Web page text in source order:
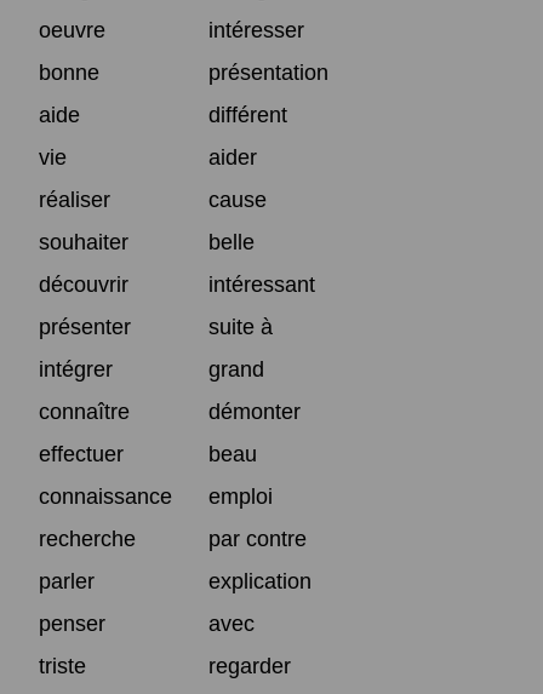
oeuvre
intéresser
bonne
présentation
aide
différent
vie
aider
réaliser
cause
souhaiter
belle
découvrir
intéressant
présenter
suite à
intégrer
grand
connaître
démonter
effectuer
beau
connaissance
emploi
recherche
par contre
parler
explication
penser
avec
triste
regarder